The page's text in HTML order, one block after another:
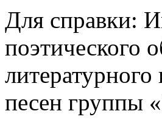
Для справки:
поэтического
песен группы